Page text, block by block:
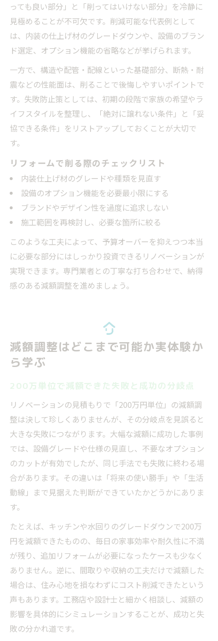
っても良い部分」と「削ってはいけない部分」を冷静に
見極めることが不可欠です。削減可能な代表例として
は、内装の仕上げ材のグレードダウンや、設備のブラン
ド選定、オプション機能の省略などが挙げられます。
一方で、構造や配管・配線といった基礎部分、断熱・耐
震などの性能面は、削ることで後悔しやすいポイントで
す。失敗防止策としては、初期の段階で家族の希望やラ
イフスタイルを整理し、「絶対に譲れない条件」と「妥
協できる条件」をリストアップしておくことが大切で
す。
リフォームで削る際のチェックリスト
内装仕上げ材のグレードや種類を見直す
設備のオプション機能を必要最小限にする
ブランドやデザイン性を過度に追求しない
施工範囲を再検討し、必要な箇所に絞る
このような工夫によって、予算オーバーを抑えつつ本当
に必要な部分にはしっかり投資できるリノベーションが
実現できます。専門業者との丁寧な打ち合わせで、納得
感のある減額調整を進めましょう。
減額調整はどこまで可能か実体験か
ら学ぶ
200万単位で減額できた失敗と成功の分岐点
リノベーションの見積もりで「200万円単位」の減額調
整は決して珍しくありませんが、その分岐点を見誤ると
大きな失敗につながります。大幅な減額に成功した事例
では、設備グレードや仕様の見直し、不要なオプション
のカットが有効でしたが、同じ手法でも失敗に終わる場
合があります。その違いは「将来の使い勝手」や「生活
動線」まで見据えた判断ができていたかどうかにありま
す。
たとえば、キッチンや水回りのグレードダウンで200万
円を減額できたものの、毎日の家事効率や耐久性に不満
が残り、追加リフォームが必要になったケースも少なく
ありません。逆に、間取りや収納の工夫だけで減額した
場合は、住み心地を損なわずにコスト削減できたという
声もあります。工務店や設計士と細かく相談し、減額の
影響を具体的にシミュレーションすることが、成功と失
敗の分かれ道です。